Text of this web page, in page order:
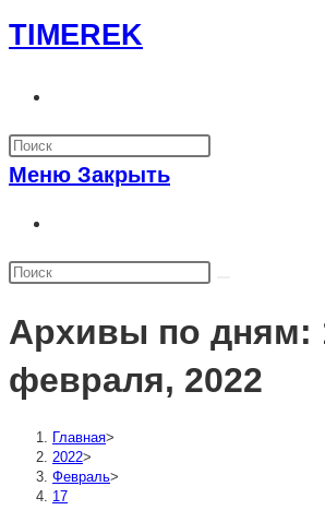
Перейти
к
TIMEREK
по
веб-
Меню Закрыть
по
сайту
Архивы по дням:
февраля, 2022
Главная>
2022>
Февраль>
17